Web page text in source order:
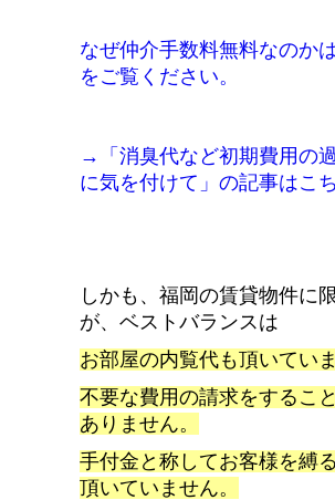
なぜ仲介手数料無料なのか
をご覧ください。
→「消臭代など初期費用の
に気を付けて」の記事はこ
しかも、福岡の賃貸物件に
が、ベストバランスは
お部屋の内覧代も頂いてい
不要な費用の請求をするこ
ありません。
手付金と称してお客様を縛
頂いていません。